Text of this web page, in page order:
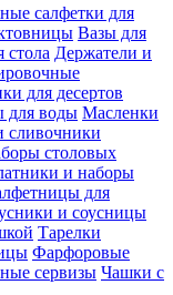
салфетки для
Вазы для
стола Держатели и
для десертов
воды Масленки
столовых
и наборы
для
и соусницы
Тарелки
Фарфоровые
сервизы Чашки с